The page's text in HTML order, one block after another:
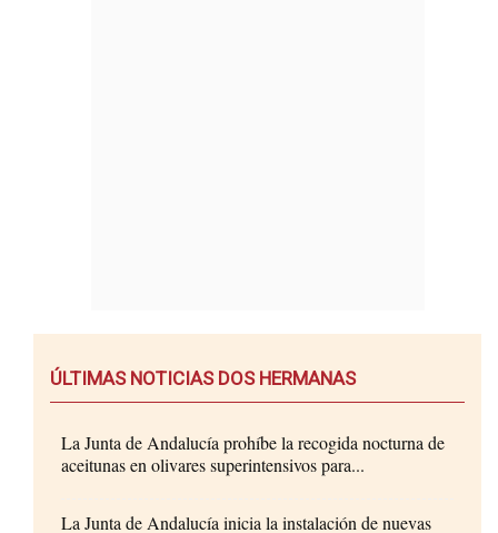
ÚLTIMAS NOTICIAS DOS HERMANAS
La Junta de Andalucía prohíbe la recogida nocturna de
aceitunas en olivares superintensivos para...
La Junta de Andalucía inicia la instalación de nuevas